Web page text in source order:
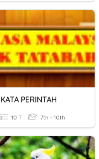
KATA PERINTAH
10 T 7th - 10th